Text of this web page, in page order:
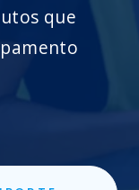
que